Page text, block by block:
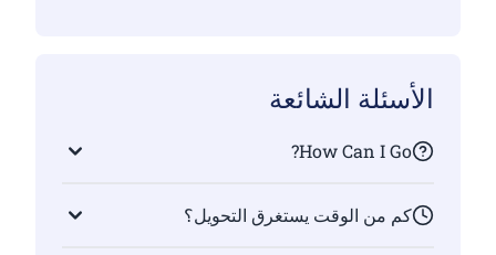
الأسئلة الشائعة
How Can I Go?
كم من الوقت يستغرق التحويل؟